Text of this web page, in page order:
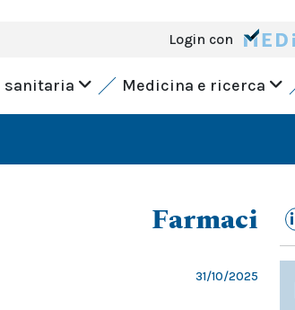
Login con
sanitaria Medicina e ricerca
Farmaci
31/10/2025